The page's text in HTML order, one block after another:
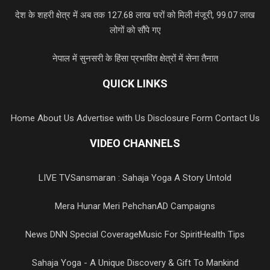
देश के शहरी क्षेत्र में अब तक 127.68 लाख घरों को मिली मंजूरी, 99.07 लाख
लोगों को सौंपे गए
नेपाल में सुनसरी के हिंसा प्रभावित क्षेत्रों में सेना तैनात
QUICK LINKS
Home About Us Advertise with Us Disclosure Form Contact Us
VIDEO CHANNELS
LIVE TVSansmaran : Sahaja Yoga A Story Untold
Mera Hunar Meri PehchanAD Campaigns
News DNN Special CoverageMusic For SpiritHealth Tips
Sahaja Yoga - A Unique Discovery & Gift To Mankind